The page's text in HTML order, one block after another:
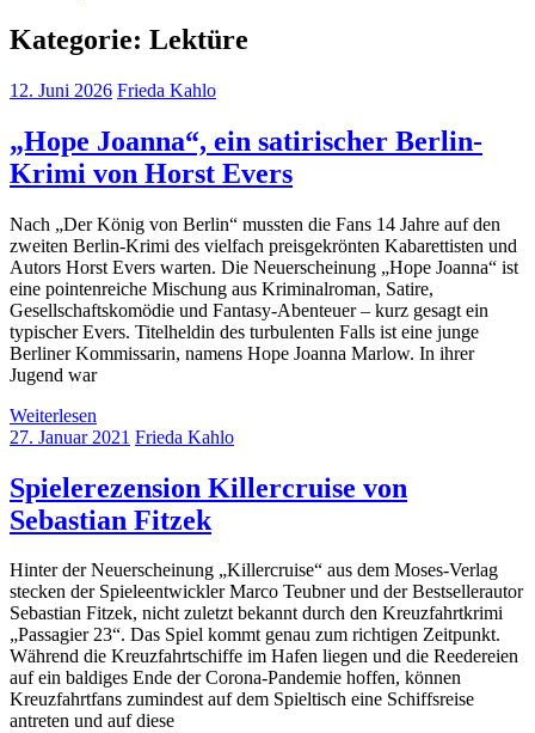
Kategorie: Lektüre
12. Juni 2026 Frieda Kahlo
„Hope Joanna“, ein satirischer Berlin-
Krimi von Horst Evers
Nach „Der König von Berlin“ mussten die Fans 14 Jahre auf den
zweiten Berlin-Krimi des vielfach preisgekrönten Kabarettisten und
Autors Horst Evers warten. Die Neuerscheinung „Hope Joanna“ ist
eine pointenreiche Mischung aus Kriminalroman, Satire,
Gesellschaftskomödie und Fantasy-Abenteuer – kurz gesagt ein
typischer Evers. Titelheldin des turbulenten Falls ist eine junge
Berliner Kommissarin, namens Hope Joanna Marlow. In ihrer
Jugend war
Weiterlesen
27. Januar 2021 Frieda Kahlo
Spielerezension Killercruise von
Sebastian Fitzek
Hinter der Neuerscheinung „Killercruise“ aus dem Moses-Verlag
stecken der Spieleentwickler Marco Teubner und der Bestsellerautor
Sebastian Fitzek, nicht zuletzt bekannt durch den Kreuzfahrtkrimi
„Passagier 23“. Das Spiel kommt genau zum richtigen Zeitpunkt.
Während die Kreuzfahrtschiffe im Hafen liegen und die Reedereien
auf ein baldiges Ende der Corona-Pandemie hoffen, können
Kreuzfahrtfans zumindest auf dem Spieltisch eine Schiffsreise
antreten und auf diese